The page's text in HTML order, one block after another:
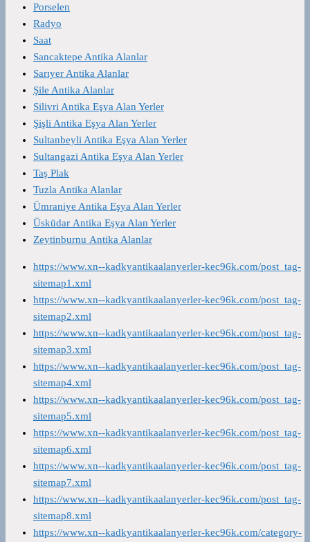
Porselen
Radyo
Saat
Sancaktepe Antika Alanlar
Sarıyer Antika Alanlar
Şile Antika Alanlar
Silivri Antika Eşya Alan Yerler
Şişli Antika Eşya Alan Yerler
Sultanbeyli Antika Eşya Alan Yerler
Sultangazi Antika Eşya Alan Yerler
Taş Plak
Tuzla Antika Alanlar
Ümraniye Antika Eşya Alan Yerler
Üsküdar Antika Eşya Alan Yerler
Zeytinburnu Antika Alanlar
https://www.xn--kadkyantikaalanyerler-kec96k.com/post_tag-
sitemap1.xml
https://www.xn--kadkyantikaalanyerler-kec96k.com/post_tag-
sitemap2.xml
https://www.xn--kadkyantikaalanyerler-kec96k.com/post_tag-
sitemap3.xml
https://www.xn--kadkyantikaalanyerler-kec96k.com/post_tag-
sitemap4.xml
https://www.xn--kadkyantikaalanyerler-kec96k.com/post_tag-
sitemap5.xml
https://www.xn--kadkyantikaalanyerler-kec96k.com/post_tag-
sitemap6.xml
https://www.xn--kadkyantikaalanyerler-kec96k.com/post_tag-
sitemap7.xml
https://www.xn--kadkyantikaalanyerler-kec96k.com/post_tag-
sitemap8.xml
https://www.xn--kadkyantikaalanyerler-kec96k.com/category-